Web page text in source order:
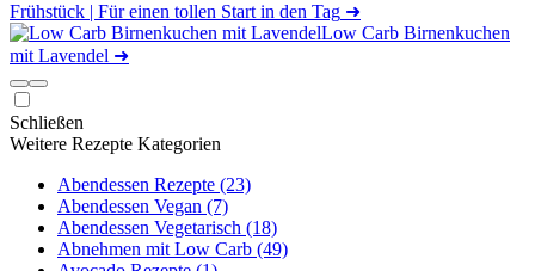
Frühstück | Für einen tollen Start in den Tag ➜
Low Carb Birnenkuchen
mit Lavendel ➜
Schließen
Weitere Rezepte Kategorien
Abendessen Rezepte (23)
Abendessen Vegan (7)
Abendessen Vegetarisch (18)
Abnehmen mit Low Carb (49)